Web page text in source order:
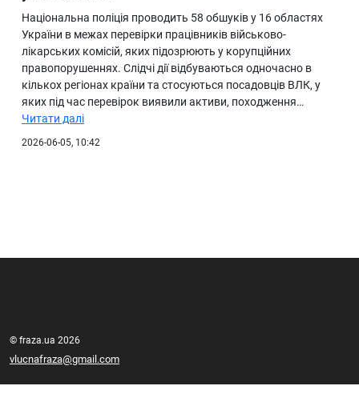
Про нас
Національна поліція проводить 58 обшуків у 16 областях
України в межах перевірки працівників військово-
лікарських комісій, яких підозрюють у корупційних
правопорушеннях. Слідчі дії відбуваються одночасно в
кількох регіонах країни та стосуються посадовців ВЛК, у
яких під час перевірок виявили активи, походження…
Читати далі
2026-06-05, 10:42
© fraza.ua 2026
vlucnafraza@gmail.com